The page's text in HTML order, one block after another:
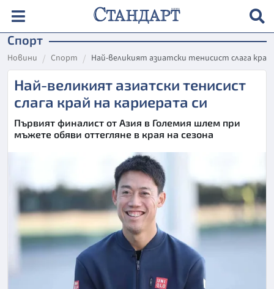
Спорт
Новини Спорт Най-великият азиатски тенисист слага
Най-великият азиатски тенисист
слага край на кариерата си
Първият финалист от Азия в Големия шлем при
мъжете обяви оттегляне в края на сезона